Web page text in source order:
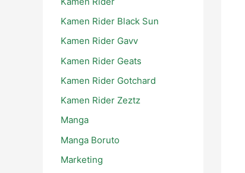
Kamen Rider Black Sun
Kamen Rider Gavv
Kamen Rider Geats
Kamen Rider Gotchard
Kamen Rider Zeztz
Manga
Manga Boruto
Marketing